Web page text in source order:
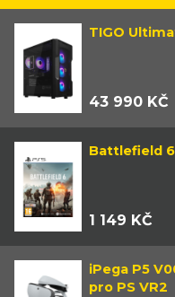
TIGO
43 990 KČ
Battlefield 6
1 149 KČ
iPega P5
pro PS VR2